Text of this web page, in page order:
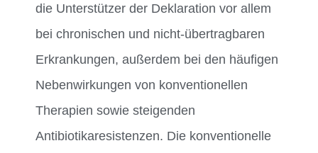
die Unterstützer der Deklaration vor allem
bei chronischen und nicht-übertragbaren
Erkrankungen, außerdem bei den häufigen
Nebenwirkungen von konventionellen
Therapien sowie steigenden
Antibiotikaresistenzen. Die konventionelle